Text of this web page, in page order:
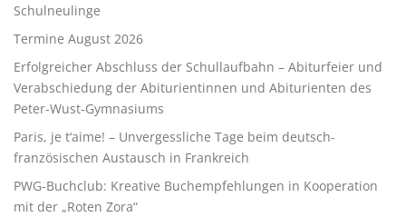
Schulneulinge
Termine August 2026
Erfolgreicher Abschluss der Schullaufbahn – Abiturfeier und
Verabschiedung der Abiturientinnen und Abiturienten des
Peter-Wust-Gymnasiums
Paris, je t‘aime! – Unvergessliche Tage beim deutsch-
französischen Austausch in Frankreich
PWG-Buchclub: Kreative Buchempfehlungen in Kooperation
mit der „Roten Zora“